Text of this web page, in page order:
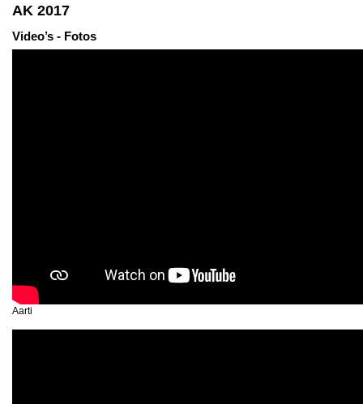
AK 2017
Video’s - Fotos
Aarti